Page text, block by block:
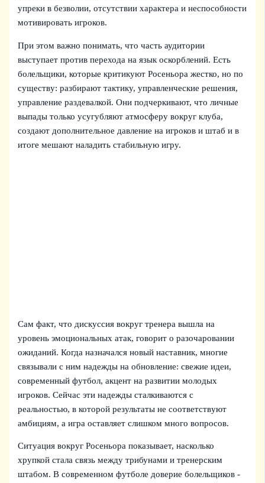
упреки в безволии, отсутствии характера и неспособности
мотивировать игроков.
При этом важно понимать, что часть аудитории
выступает против перехода на язык оскорблений. Есть
болельщики, которые критикуют Росеньора жестко, но по
существу: разбирают тактику, управленческие решения,
управление раздевалкой. Они подчеркивают, что личные
выпады только усугубляют атмосферу вокруг клуба,
создают дополнительное давление на игроков и штаб и в
итоге мешают наладить стабильную игру.
Сам факт, что дискуссия вокруг тренера вышла на
уровень эмоциональных атак, говорит о разочаровании
ожиданий. Когда назначался новый наставник, многие
связывали с ним надежды на обновление: свежие идеи,
современный футбол, акцент на развитии молодых
игроков. Сейчас эти надежды сталкиваются с
реальностью, в которой результаты не соответствуют
амбициям, а игра оставляет слишком много вопросов.
Ситуация вокруг Росеньора показывает, насколько
хрупкой стала связь между трибунами и тренерским
штабом. В современном футболе доверие болельщиков -